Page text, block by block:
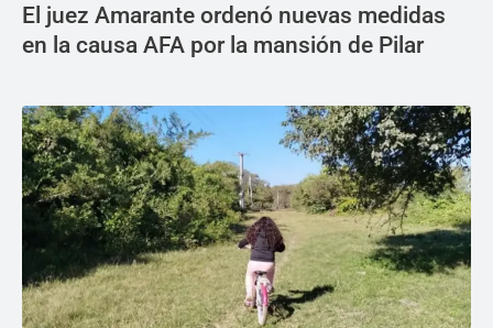
El juez Amarante ordenó nuevas medidas
en la causa AFA por la mansión de Pilar